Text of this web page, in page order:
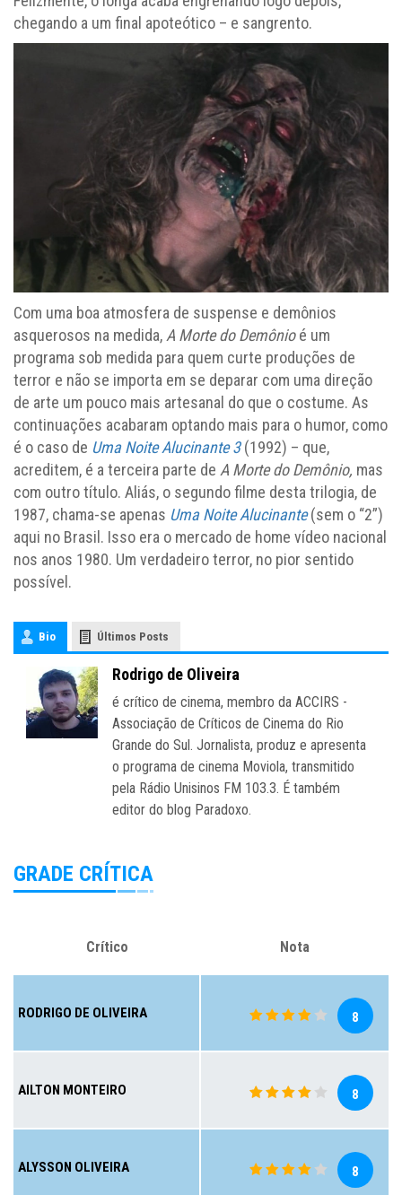
chegando a um final apoteótico – e sangrento.
Com uma boa atmosfera de suspense e demônios
asquerosos na medida,A Morte do Demônioé um
programa sob medida para quem curte produções de
terror e não se importa em se deparar com uma direção
de arte um pouco mais artesanal do que o costume. As
continuações acabaram optando mais para o humor, como
é o caso de Uma Noite Alucinante 3(1992) – que,
acreditem, é a terceira parte de A Morte do Demônio, mas
com outro título. Aliás, o segundo filme desta trilogia, de
1987, chama-se apenas Uma Noite Alucinante (sem o “2”)
aqui no Brasil. Isso era o mercado de home vídeo nacional
nos anos 1980. Um verdadeiro terror, no pior sentido
possível.
Bio Últimos Posts
Rodrigo de Oliveira
é crítico de cinema, membro da ACCIRS -
Associação de Críticos de Cinema do Rio
Grande do Sul. Jornalista, produz e apresenta
o programa de cinema Moviola, transmitido
pela Rádio Unisinos FM 103.3. É também
editor do blog Paradoxo.
GRADE CRÍTICA
Crítico Nota
RODRIGO DE OLIVEIRA 8
AILTON MONTEIRO 8
ALYSSON OLIVEIRA 8